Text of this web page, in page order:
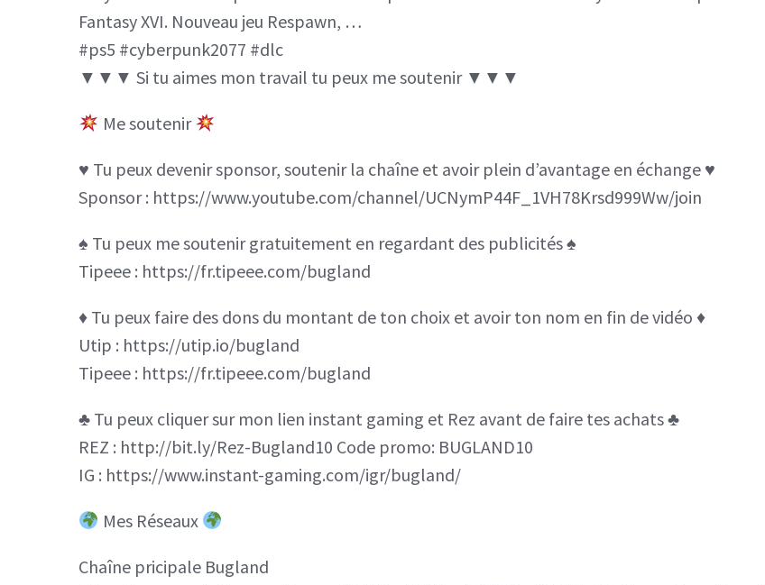
Fantasy XVI. Nouveau jeu Respawn, …
#ps5 #cyberpunk2077 #dlc
▼▼▼ Si tu aimes mon travail tu peux me soutenir ▼▼▼
Me soutenir
♥️ Tu peux devenir sponsor, soutenir la chaîne et avoir plein d’avantage en échange ♥️
Sponsor : https://www.youtube.com/channel/UCNymP44F_1VH78Krsd999Ww/join
♠️ Tu peux me soutenir gratuitement en regardant des publicités ♠️
Tipeee : https://fr.tipeee.com/bugland
♦️ Tu peux faire des dons du montant de ton choix et avoir ton nom en fin de vidéo ♦️
Utip : https://utip.io/bugland
Tipeee : https://fr.tipeee.com/bugland
♣️ Tu peux cliquer sur mon lien instant gaming et Rez avant de faire tes achats ♣️
REZ : http://bit.ly/Rez-Bugland10 Code promo: BUGLAND10
IG : https://www.instant-gaming.com/igr/bugland/
Mes Réseaux
Chaîne pricipale Bugland